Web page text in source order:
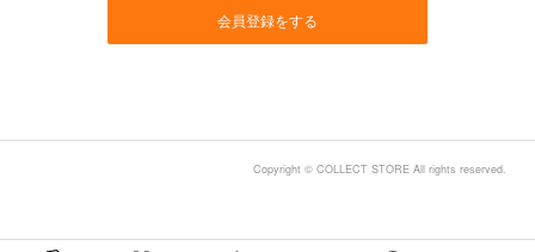
会員登録をする
Copyright © COLLECT STORE All rights reserved.